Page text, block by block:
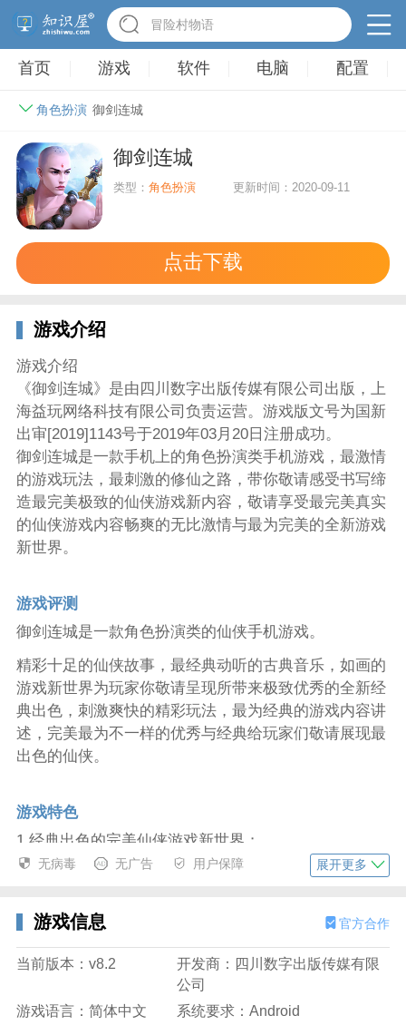
冒险村物语
首页 游戏 软件 电脑 配置
角色扮演 御剑连城
御剑连城
类型：角色扮演 更新时间：2020-09-11
点击下载
游戏介绍
游戏介绍
《御剑连城》是由四川数字出版传媒有限公司出版，上
海益玩网络科技有限公司负责运营。游戏版文号为国新
出审[2019]1143号于2019年03月20日注册成功。
御剑连城是一款手机上的角色扮演类手机游戏，最激情
的游戏玩法，最刺激的修仙之路，带你敬请感受书写缔
造最完美极致的仙侠游戏新内容，敬请享受最完美真实
的仙侠游戏内容畅爽的无比激情与最为完美的全新游戏
新世界。
游戏评测
御剑连城是一款角色扮演类的仙侠手机游戏。
精彩十足的仙侠故事，最经典动听的古典音乐，如画的
游戏新世界为玩家你敬请呈现所带来极致优秀的全新经
典出色，刺激爽快的精彩玩法，最为经典的游戏内容讲
述，完美最为不一样的优秀与经典给玩家们敬请展现最
出色的仙侠。
游戏特色
1.经典出色的完美仙侠游戏新世界；
2.精彩具有真实的新内容以及不一样的游戏展现；
无病毒 无广告 用户保障 展开更多
游戏信息 官方合作
当前版本：v8.2
开发商：四川数字出版传媒有限
公司
游戏语言：简体中文
系统要求：Android